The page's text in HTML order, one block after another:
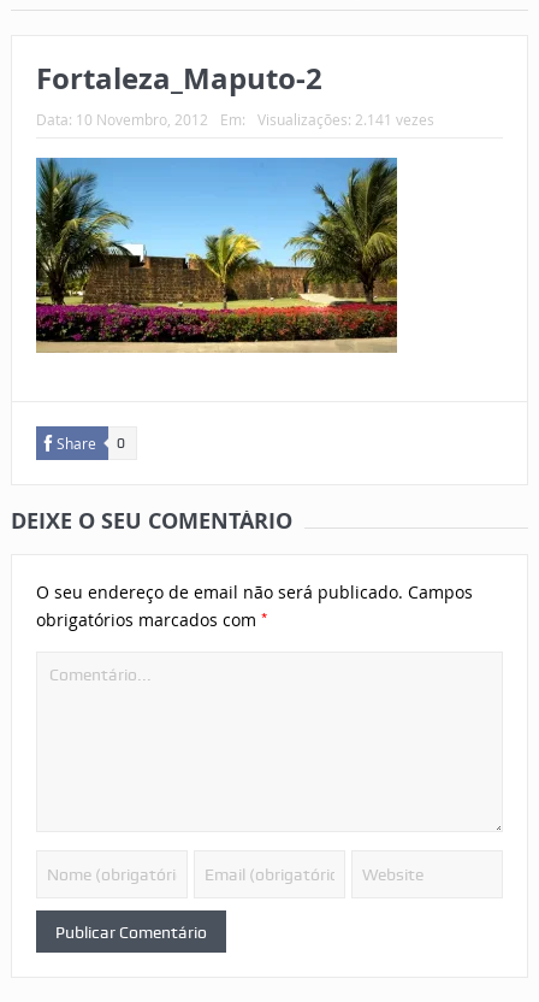
Fortaleza_Maputo-2
Data: 10 Novembro, 2012 Em: Visualizações: 2.141 vezes
Share 0
DEIXE O SEU COMENTÁRIO
O seu endereço de email não será publicado. Campos
obrigatórios marcados com *